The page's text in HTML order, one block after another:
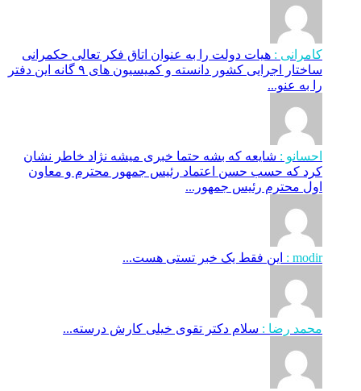
کامرانی : هیات دولت را به عنوان اتاق فکر تعالی حکمرانی
ساختار اجرایی کشور دانسته و کمیسیون های ۹ گانه این دفتر
را به عنو...
احسانو : شایعه که بشه حتما خبری میشه نژاد خاطر نشان
کرد که حسب حسن اعتماد رئیس جمهور محترم و معاون
اول محترم رئیس جمهور...
modir : این فقط یک خبر تستی هست...
محمد رضا : سلام دکتر تقوی خیلی کارش درسته...